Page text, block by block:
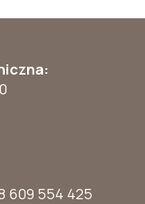
609 554 425